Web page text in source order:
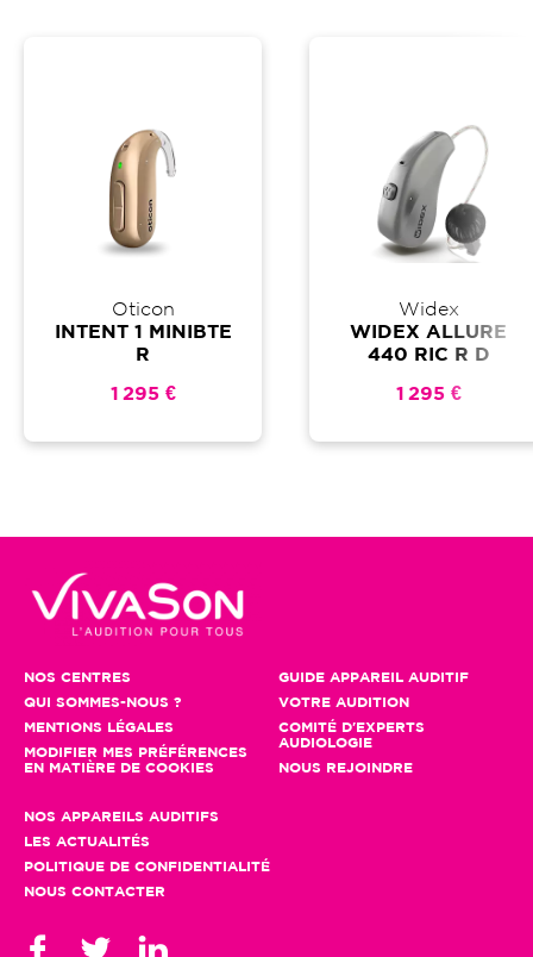
Oticon
INTENT 1 MINIBTE
R
1 295 €
Widex
WIDEX ALLURE
440 RIC R D
1 295 €
NOS CENTRES
QUI SOMMES-NOUS ?
MENTIONS LÉGALES
MODIFIER MES PRÉFÉRENCES
EN MATIÈRE DE COOKIES
GUIDE APPAREIL AUDITIF
VOTRE AUDITION
COMITÉ D'EXPERTS
AUDIOLOGIE
NOUS REJOINDRE
NOS APPAREILS AUDITIFS
LES ACTUALITÉS
POLITIQUE DE CONFIDENTIALITÉ
NOUS CONTACTER